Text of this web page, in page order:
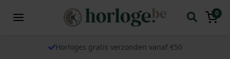
0
Horloges gratis verzonden vanaf €50